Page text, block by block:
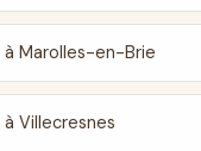
à Marolles-en-Brie
Villecresnes